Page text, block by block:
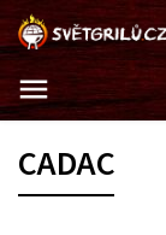
CADAC